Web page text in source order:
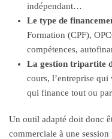
indépendant…
Le type de
Formation (CPF),
compétences,
La gestion tripartite
cours, l’entreprise
qui finance tout ou
Un outil adapté doit donc
commerciale à une